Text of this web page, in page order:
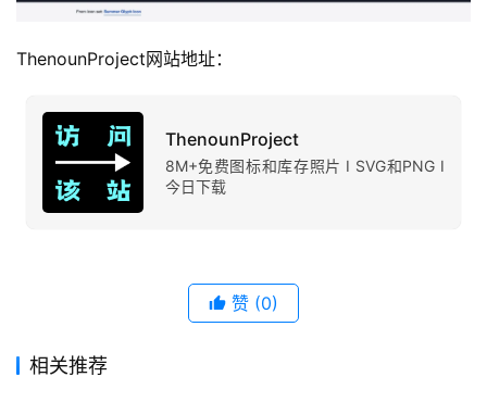
ThenounProject网站地址：
ThenounProject
8M+免费图标和库存照片 I SVG和PNG I
今日下载
赞 (0)
相关推荐